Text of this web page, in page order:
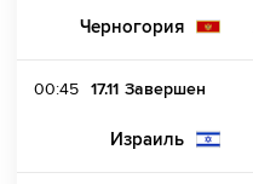
Черногория
00:45 17.11 Завершен
Израиль